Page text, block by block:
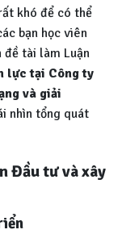
khó để có thể
bạn học viên
đề tài làm Luận
lực tại Công ty
và giải
nhìn tổng quát
Đầu tư và xây